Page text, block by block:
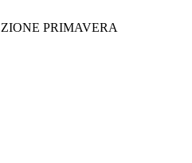
PRIMAVERA